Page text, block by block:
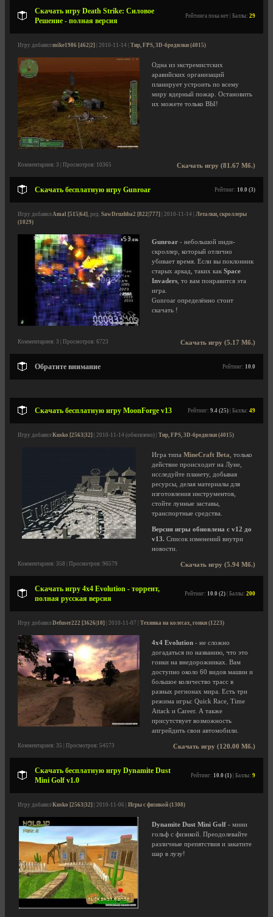
Скачать игру Death Strike: Силовое
Решение - полная версия
Рейтинга пока нет | Баллы: 29
Игру добавил mike1986 [462|2] | 2010-11-14 | Тир, FPS, 3D-бродилки (4015)
Одна из экстремистских
аравийских организаций
планирует устроить по всему
миру ядерный пожар. Остановить
их можете только ВЫ!
Скачать игру (81.67 Мб.)
Комментариев: 3 | Просмотров: 10365
Скачать бесплатную игру Gunroar Рейтинг: 10.0 (3)
Игру добавил Amal [515|64], ред. SawDruzhba2 [822|777] | 2010-11-14 | Леталки, скроллеры
(1029)
Gunroar - небольшой инди-
скроллер, который отлично
убивает время. Если вы поклонник
старых аркад, таких как Space
Invaders , то вам понравится эта
игра.
Gunroar определённо стоит
скачать !
Скачать игру (5.17 Мб.)
Комментариев: 3 | Просмотров: 6723
Обратите внимание Рейтинг: 10.0
Скачать бесплатную игру MoonForge v13 Рейтинг: 9.4 (25) | Баллы: 49
Игру добавил Kusko [2563|32] | 2010-11-14 (обновлено) | Тир, FPS, 3D-бродилки (4015)
Игра типа MineCraft Beta , только
действие происходит на Луне,
исследуйте планету, добывая
ресурсы, делая материалы для
изготовления инструментов,
стойте лунные заставы,
транспортные средства.
Версия игры обновлена с v12 до
v13. Список изменений внутри
новости.
Скачать игру (5.94 Мб.)
Комментариев: 358 | Просмотров: 96579
Скачать игру 4x4 Evolution - торрент,
полная русская версия
Рейтинг: 10.0 (2) | Баллы: 200
Игру добавил Defuser222 [3626|10] | 2010-11-07 | Техника на колесах, гонки (1223)
4x4 Evolution - не сложно
догадаться по названию, что это
гонки на внедорожниках. Вам
доступно около 60 видов машин и
большое количество трасс в
разных регионах мира. Есть три
режима игры: Quick Race, Time
Attack и Career. А также
присутствует возможность
апгрейдить свои автомобили.
Скачать игру (120.00 Мб.)
Комментариев: 35 | Просмотров: 54573
Скачать бесплатную игру Dynamite Dust
Mini Golf v1.0
Рейтинг: 10.0 (1) | Баллы: 9
Игру добавил Kusko [2563|32] | 2010-11-06 | Игры с физикой (1308)
Dynamite Dust Mini Golf - мини
гольф с физикой. Преодолевайте
различные препятствия и закатите
шар в лузу!